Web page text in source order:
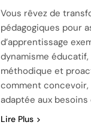
Vous rêvez de
pédagogiques pour
d’apprentissage
dynamisme
méthodique et
comment concevoir,
adaptée aux
Lire Plus